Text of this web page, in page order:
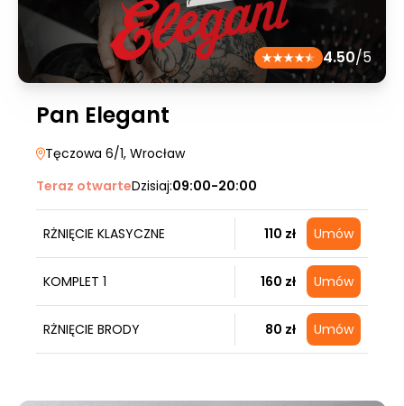
4.50/5
Pan Elegant
Tęczowa 6/1, Wrocław
Teraz otwarteDzisiaj:09:00-20:00
RŻNIĘCIE KLASYCZNE 110 zł Umów
KOMPLET 1 160 zł Umów
RŻNIĘCIE BRODY 80 zł Umów